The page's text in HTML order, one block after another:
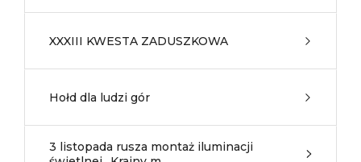
XXXIII KWESTA ZADUSZKOWA
Hołd dla ludzi gór
3 listopada rusza montaż iluminacji